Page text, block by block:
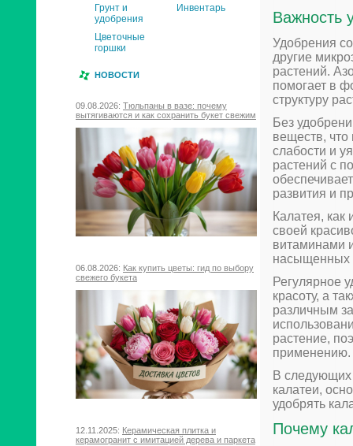
Грунт и
удобрения
Инвентарь
Цветочные
горшки
НОВОСТИ
09.08.2026: Тюльпаны в вазе: почему
вытягиваются и как сохранить букет свежим
06.08.2026: Как купить цветы: гид по выбору
свежего букета
12.11.2025: Керамическая плитка и
керамогранит с имитацией дерева и паркета
Важность
Удобрения
другие
растений.
помогает в
структуру
Без
веществ, что
слабости и
растений с
развития и
Калатея,
своей
витаминами
насыщенных
Регулярное
красоту, а
различным
растение,
применению.
В следующих
калатеи,
удобрять
Почему